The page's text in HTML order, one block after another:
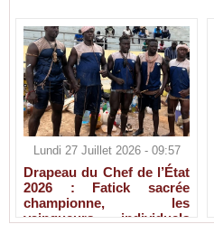
Lundi 27 Juillet 2026 - 09:57
Drapeau du Chef de l’État
2026 : Fatick sacrée
championne, les
vainqueurs individuels